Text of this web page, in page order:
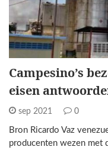
Campesino’s
eisen
sep 2021 0
Bron Ricardo Vaz
producenten wezen met